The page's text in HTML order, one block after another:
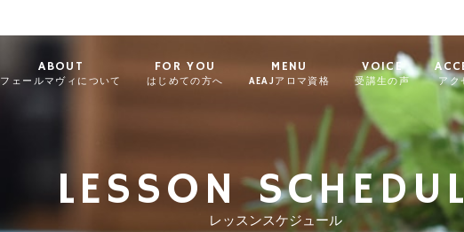
ABOUT
フェールマヴィについて
FOR YOU
はじめての方へ
MENU
AEAJアロマ資格
VOICE
受講生の声 アク
LESSON
レッスンスケジュール